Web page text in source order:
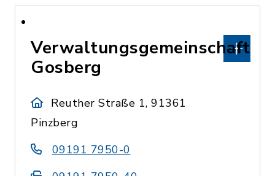
Verwaltungsgemeinschaft
Gosberg
Reuther Straße 1, 91361
Pinzberg
09191 7950-0